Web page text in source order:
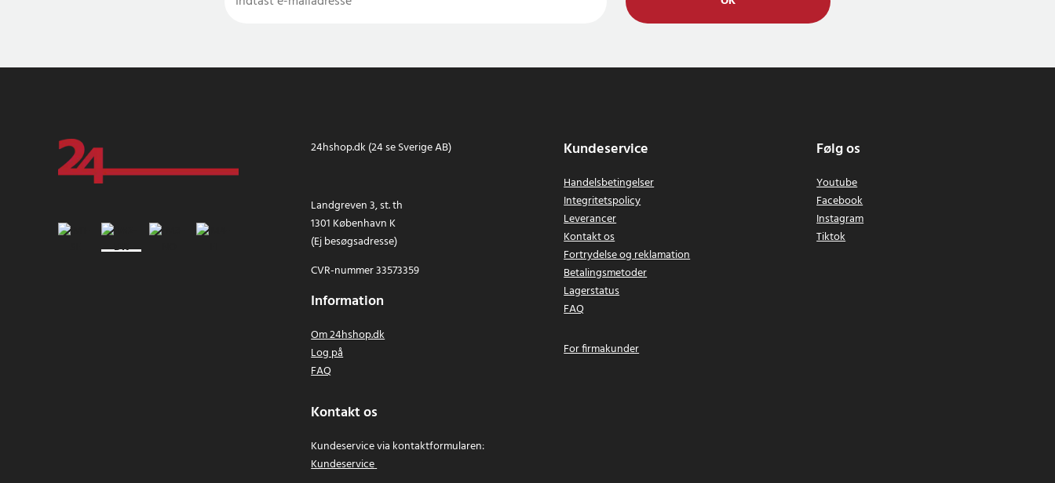
24hshop.dk (24 se Sverige AB)
Landgreven 3, st. th
1301 København K
(Ej besøgsadresse)
CVR-nummer 33573359
Information
Om 24hshop.dk
Log på
FAQ
Kontakt os
Kundeservice via kontaktformularen:
Kundeservice
Kundeservice
Handelsbetingelser
Integritetspolicy
Leverancer
Kontakt os
Fortrydelse og reklamation
Betalingsmetoder
Lagerstatus
FAQ
For firmakunder
Følg os
Youtube
Facebook
Instagram
Tiktok